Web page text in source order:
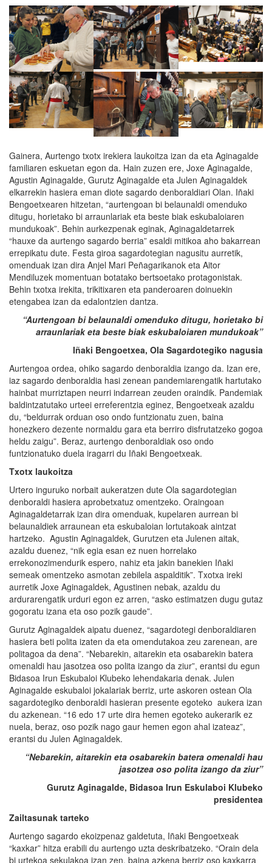
Gainera, Aurtengo txotx irekiera laukoitza izan da eta Aginagalde
familiaren eskuetan egon da. Hain zuzen ere, Joxe Aginagalde,
Agustin Aginagalde, Gurutz Aginagalde eta Julen Aginagaldek
elkarrekin hasiera eman diote sagardo denboraldiari Olan. Iñaki
Bengoetxearen hitzetan, “aurtengoan bi belaunaldi omenduko
ditugu, horietako bi arraunlariak eta beste biak eskubaloiaren
mundukoak”. Behin aurkezpenak eginak, Aginagaldetarrek
“hauxe da aurtengo sagardo berria” esaldi mitikoa aho bakarrean
errepikatu dute. Festa giroa sagardotegian nagusitu aurretik,
omenduak izan dira Anjel Mari Peñagarikanok eta Aitor
Mendiluzek momentuan botatako bertsoetako protagonistak.
Behin txotxa irekita, trikitixaren eta panderoaren doinuekin
etengabea izan da edalontzien dantza.
“Aurtengoan bi belaunaldi omenduko ditugu, horietako bi
arraunlariak eta beste biak eskubaloiaren mundukoak”
Iñaki Bengoetxea, Ola Sagardotegiko nagusia
Aurtengoa ordea, ohiko sagardo denboraldia izango da. Izan ere,
iaz sagardo denboraldia hasi zenean pandemiarengatik hartutako
hainbat murriztapen neurri indarrean zeuden oraindik. Pandemiak
baldintzatutako urteei erreferentzia eginez, Bengoetxeak azaldu
du, “beldurrak orduan oso ondo funtzionatu zuen, baina
honezkero dezente normaldu gara eta berriro disfrutatzeko gogoa
heldu zaigu”. Beraz, aurtengo denboraldiak oso ondo
funtzionatuko duela iragarri du Iñaki Bengoetxeak.
Txotx laukoitza
Urtero inguruko norbait aukeratzen dute Ola sagardotegian
denboraldi hasiera aprobetxatuz omentzeko. Oraingoan
Aginagaldetarrak izan dira omenduak, kupelaren aurrean bi
belaunaldiek arraunean eta eskubaloian lortutakoak aintzat
hartzeko. Agustin Aginagaldek, Gurutzen eta Julenen aitak,
azaldu duenez, “nik egia esan ez nuen horrelako
errekonozimendurik espero, nahiz eta jakin banekien Iñaki
semeak omentzeko asmotan zebilela aspalditik”. Txotxa ireki
aurretik Joxe Aginagaldek, Agustinen nebak, azaldu du
ardurarengatik urduri egon ez arren, “asko estimatzen dugu gutaz
gogoratu izana eta oso pozik gaude”.
Gurutz Aginagaldek aipatu duenez, “sagardotegi denboraldiaren
hasiera beti polita izaten da eta omendutakoa zeu zarenean, are
politagoa da dena”. “Nebarekin, aitarekin eta osabarekin batera
omenaldi hau jasotzea oso polita izango da ziur”, erantsi du egun
Bidasoa Irun Eskubaloi Klubeko lehendakaria denak. Julen
Aginagalde eskubaloi jokalariak berriz, urte askoren ostean Ola
sagardotegiko denboraldi hasieran presente egoteko aukera izan
du azkenean. “16 edo 17 urte dira hemen egoteko aukerarik ez
nuela, beraz, oso pozik nago gaur hemen egon ahal izateaz”,
erantsi du Julen Aginagaldek.
“Nebarekin, aitarekin eta osabarekin batera omenaldi hau
jasotzea oso polita izango da ziur”
Gurutz Aginagalde, Bidasoa Irun Eskulaboi Klubeko
presidentea
Zailtasunak tarteko
Aurtengo sagardo ekoizpenaz galdetuta, Iñaki Bengoetxeak
“kaxkar” hitza erabili du aurtengo uzta deskribatzeko. “Orain dela
bi urtekoa sekulakoa izan zen, baina azkena berriz oso kaxkarra